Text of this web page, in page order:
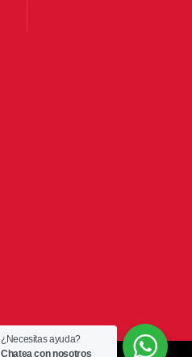
¿Necesitas ayuda?
Chatea con nosotros